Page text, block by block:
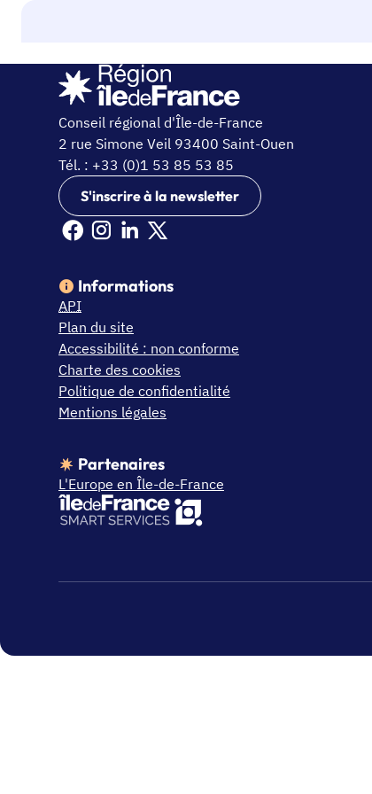
Conseil régional d'Île-de-France
2 rue Simone Veil 93400 Saint-Ouen
Tél. : +33 (0)1 53 85 53 85
S'inscrire à la newsletter
Facebook Ile de France (nouvelle fenêtre)
Instagram Ile de France (nouvelle fenêtre)
Linkedin Ile de France (nouvelle
X Ile de France (nouvelle fenêtre)
Informations
API
Plan du site
Accessibilité : non conforme
Charte des cookies
Politique de confidentialité
Mentions légales
Partenaires
L'Europe en Île-de-France